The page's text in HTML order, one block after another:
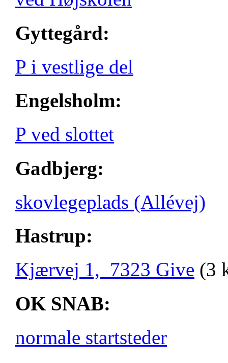
Gyttegård:
P i vestlige del
Engelsholm:
P ved slottet
Gadbjerg:
skovlegeplads (Allévej)
Hastrup:
Kjærvej 1, 7323 Give (3
OK SNAB:
normale startsteder